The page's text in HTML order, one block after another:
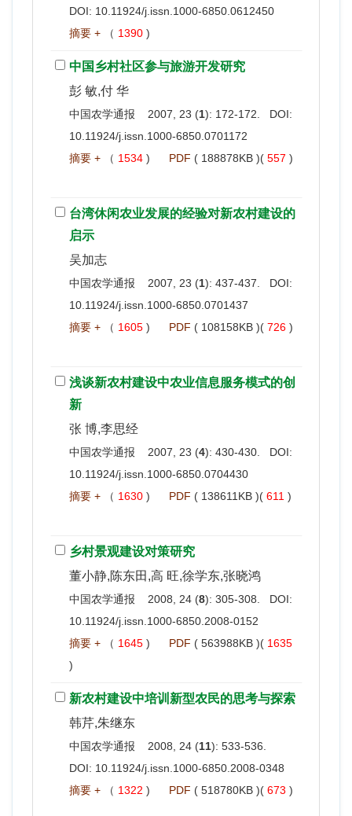
DOI: 10.11924/j.issn.1000-6850.0612450
摘要 + （ 1390 )
中国乡村社区参与旅游开发研究
彭 敏,付 华
中国农学通报 2007, 23 (1): 172-172. DOI:
10.11924/j.issn.1000-6850.0701172
摘要 + （ 1534 ) PDF ( 188878KB )( 557 )
台湾休闲农业发展的经验对新农村建设的
启示
吴加志
中国农学通报 2007, 23 (1): 437-437. DOI:
10.11924/j.issn.1000-6850.0701437
摘要 + （ 1605 ) PDF ( 108158KB )( 726 )
浅谈新农村建设中农业信息服务模式的创
新
张 博,李思经
中国农学通报 2007, 23 (4): 430-430. DOI:
10.11924/j.issn.1000-6850.0704430
摘要 + （ 1630 ) PDF ( 138611KB )( 611 )
乡村景观建设对策研究
董小静,陈东田,高 旺,徐学东,张晓鸿
中国农学通报 2008, 24 (8): 305-308. DOI:
10.11924/j.issn.1000-6850.2008-0152
摘要 + （ 1645 ) PDF ( 563988KB )( 1635
)
新农村建设中培训新型农民的思考与探索
韩芹,朱继东
中国农学通报 2008, 24 (11): 533-536.
DOI: 10.11924/j.issn.1000-6850.2008-0348
摘要 + （ 1322 ) PDF ( 518780KB )( 673 )